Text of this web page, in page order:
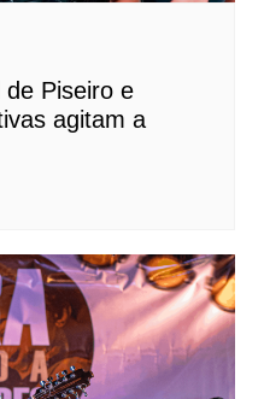
de Piseiro e
agitam a